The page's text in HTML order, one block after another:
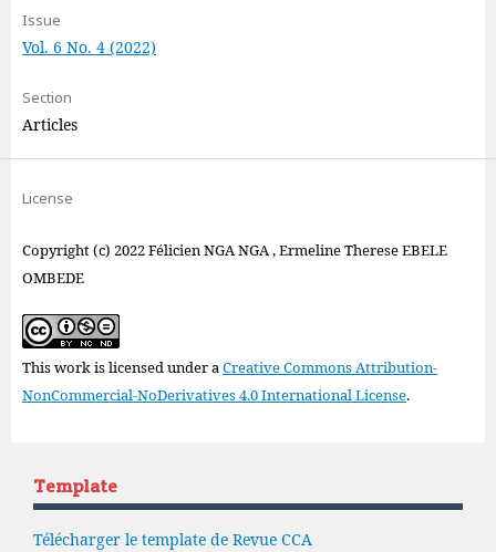
Issue
Vol. 6 No. 4 (2022)
Section
Articles
License
Copyright (c) 2022 Félicien NGA NGA , Ermeline Therese EBELE
OMBEDE
This work is licensed under aCreative Commons Attribution-
NonCommercial-NoDerivatives 4.0 International License.
Template
Télécharger le template de Revue CCA